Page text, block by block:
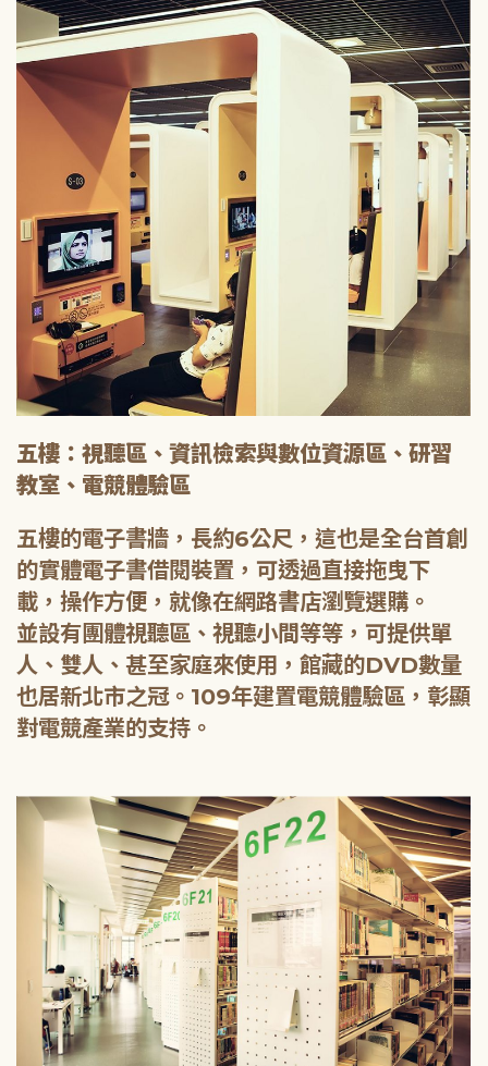
五樓：視聽區、資訊檢索與數位資源區、研習
教室、電競體驗區
五樓的電子書牆，長約6公尺，這也是全台首創
的實體電子書借閱裝置，可透過直接拖曳下
載，操作方便，就像在網路書店瀏覽選購。
並設有團體視聽區、視聽小間等等，可提供單
人、雙人、甚至家庭來使用，館藏的DVD數量
也居新北市之冠。109年建置電競體驗區，彰顯
對電競產業的支持。